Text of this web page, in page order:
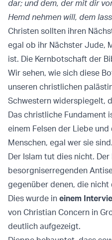
dar; und dem, der mit dir
Hemd nehmen will, dem
Christen sollten ihren
egal ob ihr Nächster Jude,
ist. Die Kernbotschaft der
Wir sehen, wie sich diese
unseren christlichen
Schwestern widerspiegelt,
Das christliche Fundament
einem Felsen der Liebe
Menschen, egal wer sie sind.
Der Islam tut dies nicht.
besorgniserregenden
gegenüber denen, die nicht
Dies wurde in einem
von Christian Concern in
deutlich aufgezeigt.